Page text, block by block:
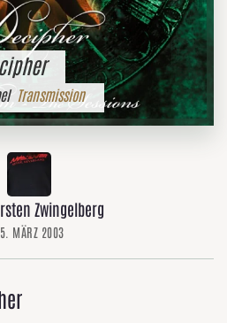
Transmission
Zwingelberg
MÄRZ 2003